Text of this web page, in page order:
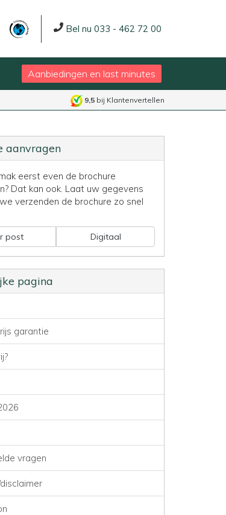
Bel nu 033 - 462 72 00
Aanbiedingen en last minutes
9,5bij Klantenvertellen
aanvragen
eerst even de brochure
Dat kan ook. Laat uw gegevens
verzenden de brochure zo snel
post Digitaal
pagina
garantie
vragen